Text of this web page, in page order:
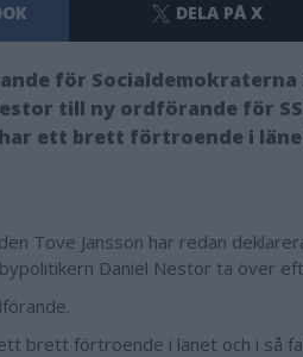
DELA PÅ X
för Socialdemokraterna
till ny ordförande för
har ett brett förtroende i
Tove Jansson har redan
Daniel Nestor ta över
brett förtroende i länet och i så